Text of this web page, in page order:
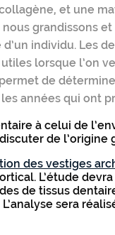
et une
grandissons
individu. Les
lorsque l’on
de
années qui ont
à celui de
de
des vestiges
L’étude
de tissus
sera